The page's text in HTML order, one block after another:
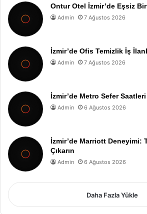
Ontur Otel İzmir’de Eşsiz
Admin 7 Ağustos 2026
İzmir’de Ofis Temizlik İş
Admin 7 Ağustos 2026
İzmir’de Metro Sefer Saatleri
Admin 6 Ağustos 2026
İzmir’de Marriott Deneyimi:
Çıkarın
Admin 6 Ağustos 2026
Daha Fazla Yükle